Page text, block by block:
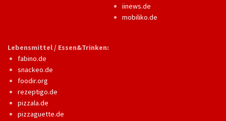
iinews.de
mobiliko.de
Lebensmittel / Essen&Trinken:
fabino.de
snackeo.de
foodir.org
rezeptigo.de
pizzala.de
pizzaguette.de